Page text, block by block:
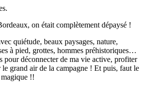
on était complètement dépaysé !
quiétude, beaux paysages, nature,
à pied, grottes, hommes préhistoriques…
pour déconnecter de ma vie active, profiter
grand air de la campagne ! Et puis, faut le
!!